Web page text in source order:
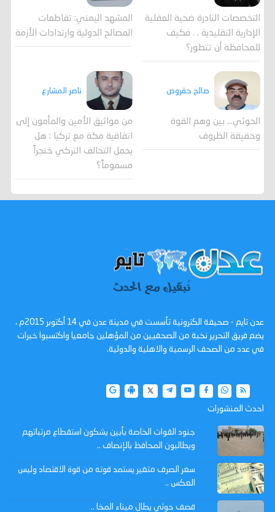
التخصصات النادرة ضحية العقلية
الإدارية التقليدية . . فكيف
للمحافظة أن تتطور؟
المشهد اليمني: تقاطعات
المصالح الدولية وارتدادات الأزمة
صالح حقروص
الحوثي... بين وهم القوة
وحقيقة الظروف
ناصر المشارع
من مواثيق الأمين والمأمون إلى
اتفاقية مكة مع تركيا : هل
يحمل التحالف التركي خنجراً
مسموماً؟
عدن تايم - صحيفة الكترونية تأسست في مدينة عدن في 14 أكتوبر 2015م ،
يضم فريق التحرير نخبة من الصحفيين من المؤهلين جامعيا واكتسبوا خبرات
في عدد من الصحف الرسمية والاهلية والدولية.
احدث المنشورات
جنود القوات الخاصة بأبين يشكون استقطاع مرتباتهم
ويطالبون المحافظ بالإنصاف ..
سعر الصرف متغير يستمد قوته من قوة الاقتصاد وليس
العكس ..
قصف حوثي يطال ميناء المخا ..